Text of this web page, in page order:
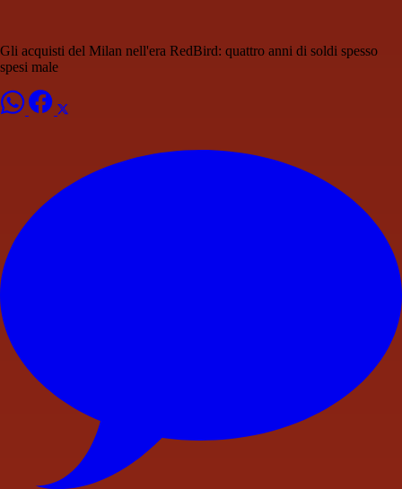
Gli acquisti del Milan nell'era RedBird: quattro anni di soldi spesso
spesi male